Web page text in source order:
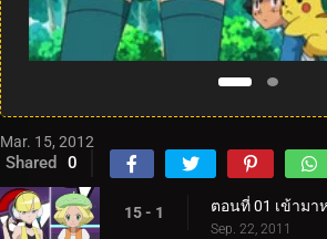
Mar. 15, 2012
Shared 0
15 - 1
Sep. 22, 2011